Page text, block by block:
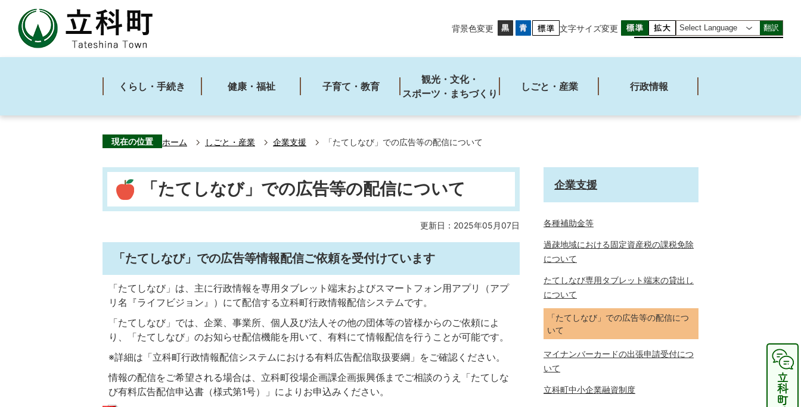
背景色変更 文字サイズ変更 翻訳
くらし・手続き 健康・福祉 子育て・教育
観光・文化・
スポーツ・まちづくり
しごと・産業 行政情報
現在の位置 ホーム しごと・産業 企業支援 「たてしなび」での広告等の配信について
「たてしなび」での広告等の配信について
更新日：2025年05月07日
「たてしなび」での広告等情報配信ご依頼を受付けています
「たてしなび」は、主に行政情報を専用タブレット端末およびスマートフォン用アプリ（アプ
リ名『ライフビジョン』）にて配信する立科町行政情報配信システムです。
「たてしなび」では、企業、事業所、個人及び法人その他の団体等の皆様からのご依頼によ
り、「たてしなび」のお知らせ配信機能を用いて、有料にて情報配信を行うことが可能です。
※詳細は「立科町行政情報配信システムにおける有料広告配信取扱要綱」をご確認ください。
情報の配信をご希望される場合は、立科町役場企画課企画振興係までご相談のうえ「たてしな
び有料広告配信申込書（様式第1号）」によりお申込みください。
企業支援
各種補助金等
過疎地域における固定資産税の課税免除
について
たてしなび専用タブレット端末の貸出し
について
「たてしなび」での広告等の配信につ
いて
マイナンバーカードの出張申請受付につ
いて
立科町中小企業融資制度